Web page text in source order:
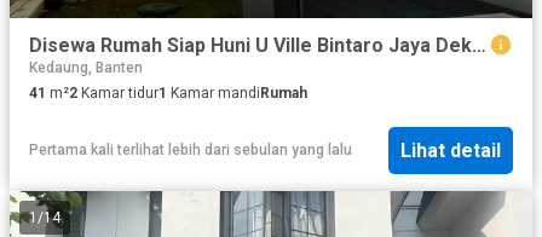
Disewa Rumah Siap Huni U Ville Bintaro Jaya Dekat Kampus UPJ
Kedaung, Banten
41 m²2 Kamar tidur1 Kamar mandi Rumah
Pertama kali terlihat lebih dari sebulan yang lalu Lihat detail
1 /14